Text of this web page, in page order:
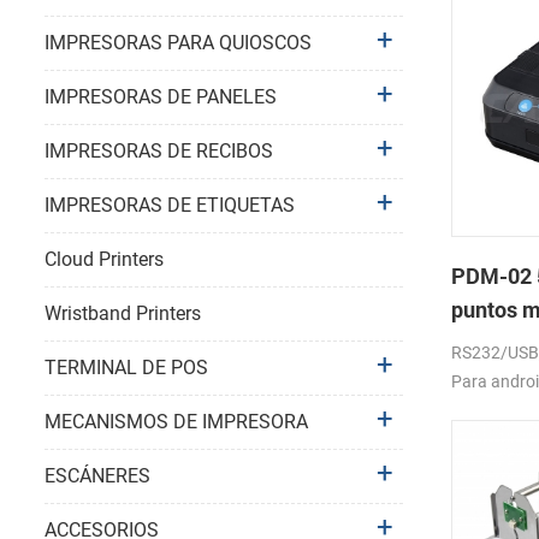
PDM-02
puntos
RS232/
Para
IMPRESORAS PARA QUIOSCOS
IMPRESORAS DE PANELES
IMPRESORAS DE RECIBOS
IMPRESORAS DE ETIQUETAS
Cloud Printers
Wristband Printers
TERMINAL DE POS
MECANISMOS DE IMPRESORA
ESCÁNERES
ACCESORIOS